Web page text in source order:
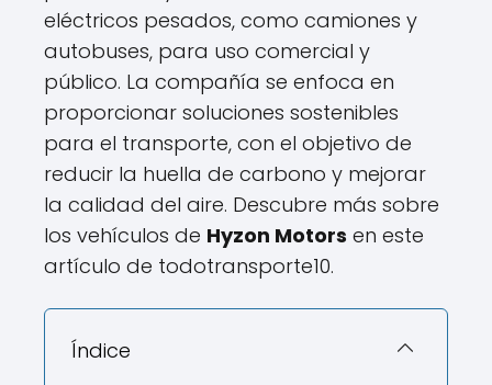
eléctricos pesados, como camiones y
autobuses, para uso comercial y
público. La compañía se enfoca en
proporcionar soluciones sostenibles
para el transporte, con el objetivo de
reducir la huella de carbono y mejorar
la calidad del aire. Descubre más sobre
los vehículos de Hyzon Motors en este
artículo de todotransporte10.
Índice